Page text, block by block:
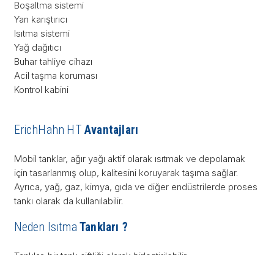
Boşaltma sistemi
Yan karıştırıcı
Isıtma sistemi
Yağ dağıtıcı
Buhar tahliye cihazı
Acil taşma koruması
Kontrol kabini
ErichHahn HTAvantajları
Mobil tanklar, ağır yağı aktif olarak ısıtmak ve depolamak
için tasarlanmış olup, kalitesini koruyarak taşıma sağlar.
Ayrıca, yağ, gaz, kimya, gıda ve diğer endüstrilerde proses
tankı olarak da kullanılabilir.
Neden IsıtmaTankları ?